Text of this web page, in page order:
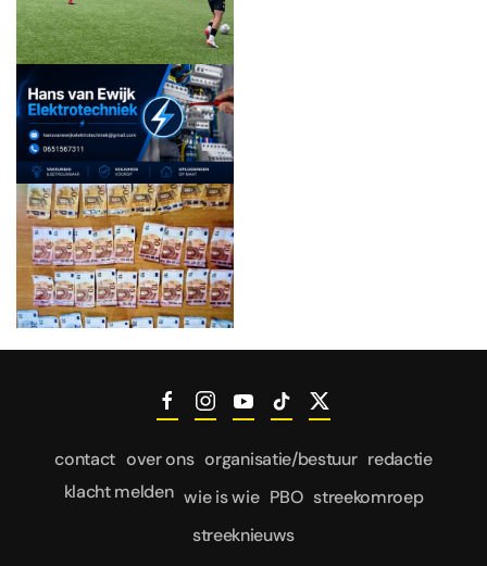
contact over ons organisatie/bestuur redactie
klacht melden wie is wie PBO streekomroep
streeknieuws